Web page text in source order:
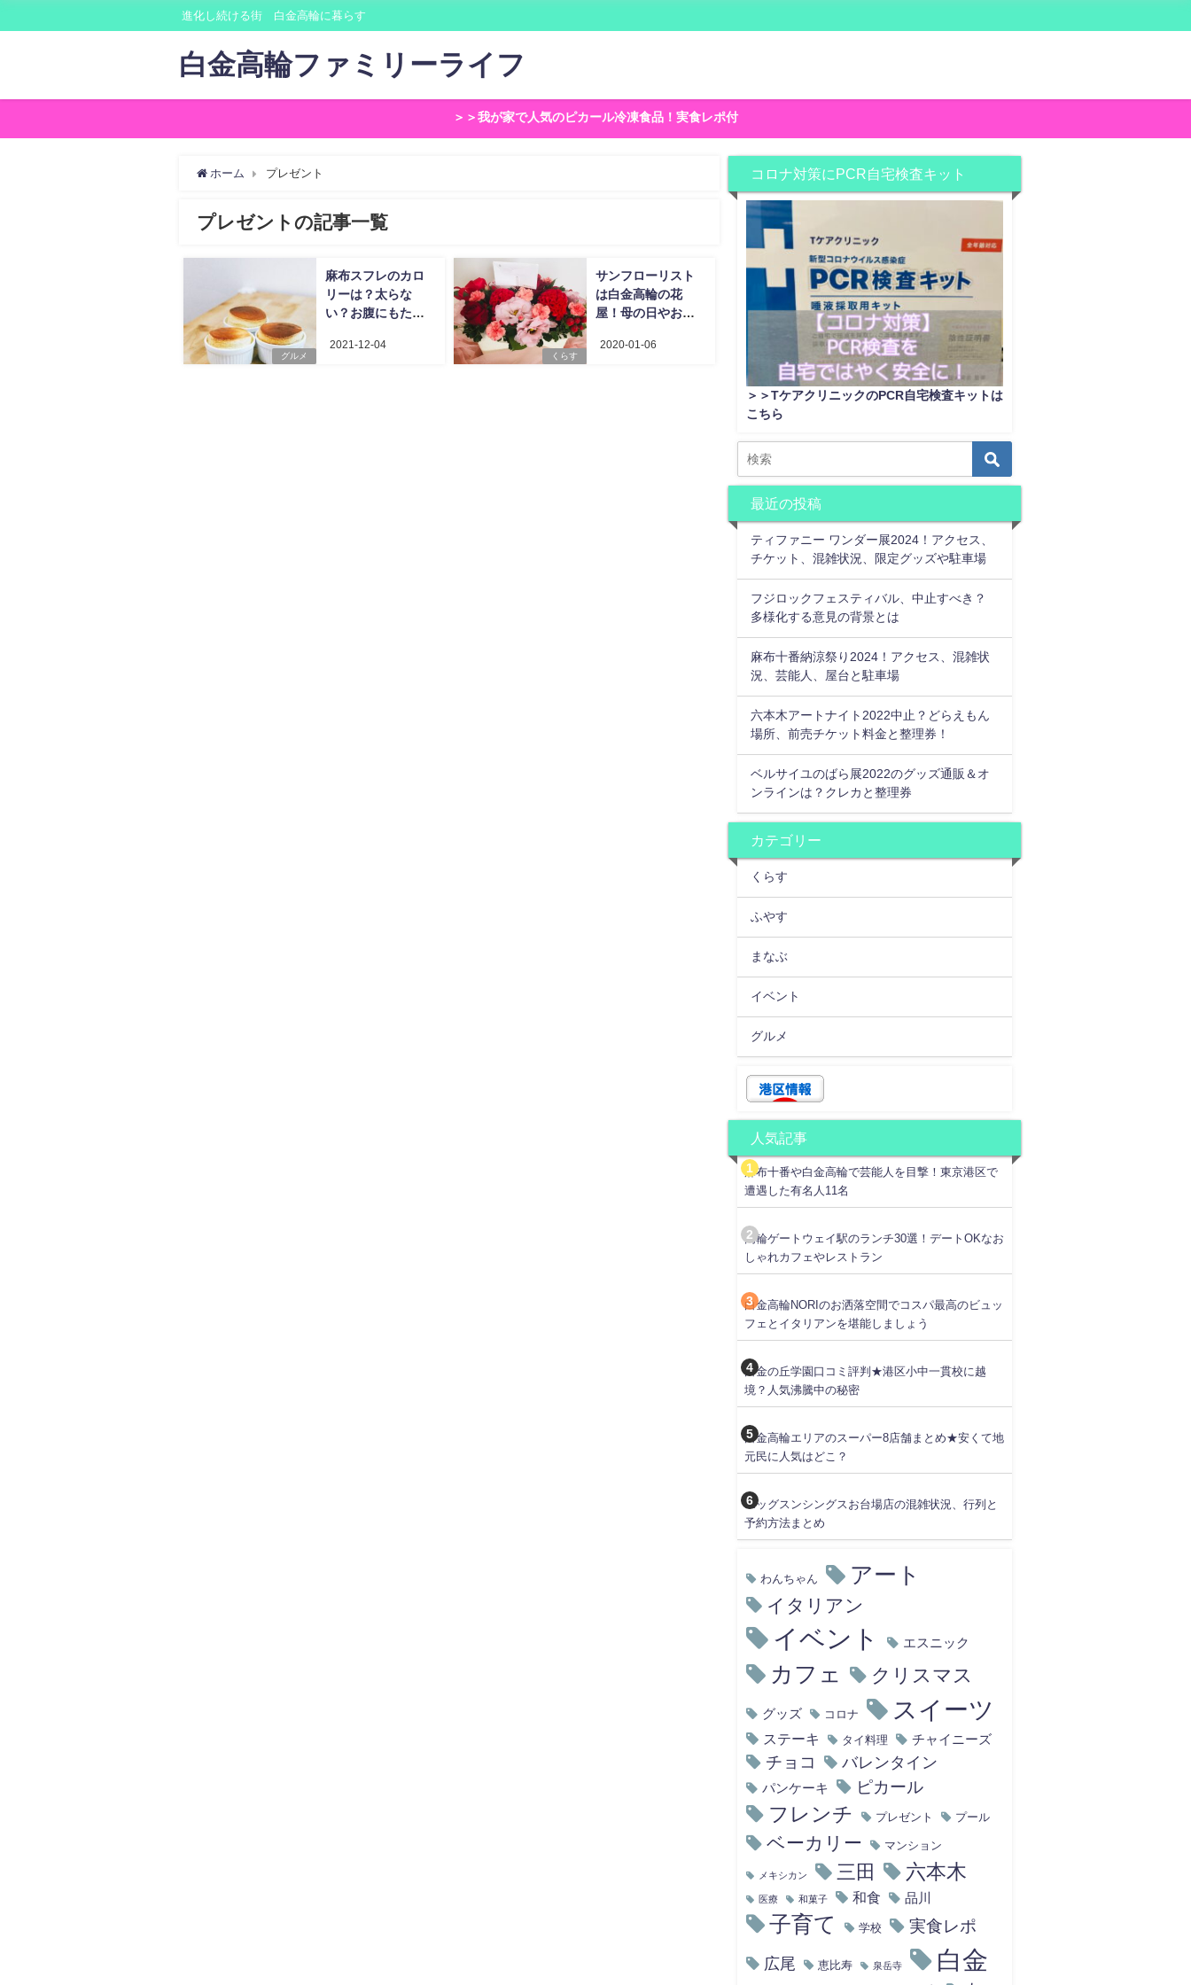
進化し続ける街 白金高輪に暮らす
白金高輪ファミリーライフ
＞＞我が家で人気のピカール冷凍食品！実食レポ付
ホーム プレゼント
プレゼントの記事一覧
グルメ
麻布スフレのカロ
リーは？太らな
い？お腹にもたれ
め
2021-12-04
くらす
サンフローリスト
は白金高輪の花
屋！母の日やお誕
2020-01-06
コロナ対策にPCR自宅検査キット
＞＞TケアクリニックのPCR自宅検査キットは
こちら
最近の投稿
ティファニー ワンダー展2024！アクセス、
チケット、混雑状況、限定グッズや駐車場
フジロックフェスティバル、中止すべき？
多様化する意見の背景とは
麻布十番納涼祭り2024！アクセス、混雑状
況、芸能人、屋台と駐車場
六本木アートナイト2022中止？どらえもん
場所、前売チケット料金と整理券！
ベルサイユのばら展2022のグッズ通販＆オ
ンラインは？クレカと整理券
カテゴリー
くらす
ふやす
まなぶ
イベント
グルメ
人気記事
麻布十番や白金高輪で芸能人を目撃！東京港区で
遭遇した有名人11名
高輪ゲートウェイ駅のランチ30選！デートOKなお
しゃれカフェやレストラン
白金高輪NORIのお洒落空間でコスパ最高のビュッ
フェとイタリアンを堪能しましょう
白金の丘学園口コミ評判★港区小中一貫校に越
境？人気沸騰中の秘密
白金高輪エリアのスーパー8店舗まとめ★安くて地
元民に人気はどこ？
エッグスンシングスお台場店の混雑状況、行列と
予約方法まとめ
わんちゃん アート
イタリアン
イベント エスニック
カフェ クリスマス
グッズ コロナ スイーツ
ステーキ タイ料理 チャイニーズ
チョコ バレンタイン
パンケーキ ピカール
フレンチ プレゼント プール
ベーカリー マンション
メキシカン 三田 六本木
医療 和菓子 和食 品川
子育て 学校 実食レポ
広尾 恵比寿 泉岳寺 白金